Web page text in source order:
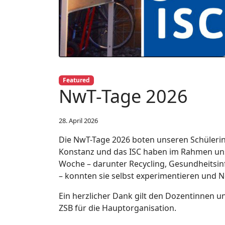
Featured
NwT-Tage 2026
28. April 2026
Die NwT-Tage 2026 boten unseren
Konstanz und das ISC haben im Rahmen
Woche – darunter Recycling,
– konnten sie selbst experimentieren und
Ein herzlicher Dank gilt den Dozentinnen
ZSB für die Hauptorganisation.